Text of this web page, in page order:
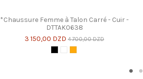
*Chaussure Femme à Talon Carré - Cuir -
DTTAK0638
3 150,00 DZD 4 700,00 DZD
NoirBlancOrange